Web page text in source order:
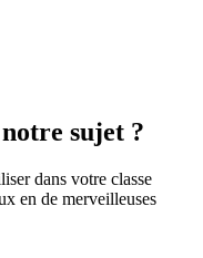
sujet ?
dans votre classe
en de merveilleuses